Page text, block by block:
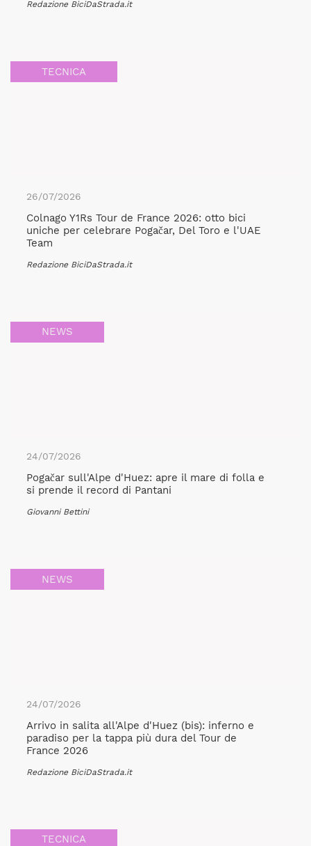
Redazione BiciDaStrada.it
TECNICA
26/07/2026
Colnago Y1Rs Tour de France 2026: otto bici
uniche per celebrare Pogačar, Del Toro e l'UAE
Team
Redazione BiciDaStrada.it
NEWS
24/07/2026
Pogačar sull'Alpe d'Huez: apre il mare di folla e
si prende il record di Pantani
Giovanni Bettini
NEWS
24/07/2026
Arrivo in salita all'Alpe d'Huez (bis): inferno e
paradiso per la tappa più dura del Tour de
France 2026
Redazione BiciDaStrada.it
TECNICA